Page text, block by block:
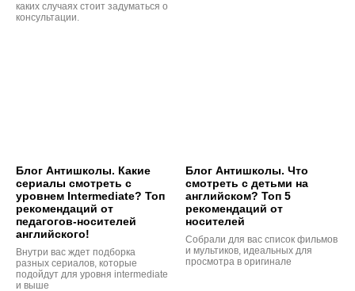
каких случаях стоит задуматься о
консультации.
Блог Антишколы. Какие
сериалы смотреть с
уровнем Intermediate? Топ
рекомендаций от
педагогов-носителей
английского!
Внутри вас ждет подборка
разных сериалов, которые
подойдут для уровня intermediate
и выше
Блог Антишколы. Что
смотреть с детьми на
английском? Топ 5
рекомендаций от
носителей
Собрали для вас список фильмов
и мультиков, идеальных для
просмотра в оригинале